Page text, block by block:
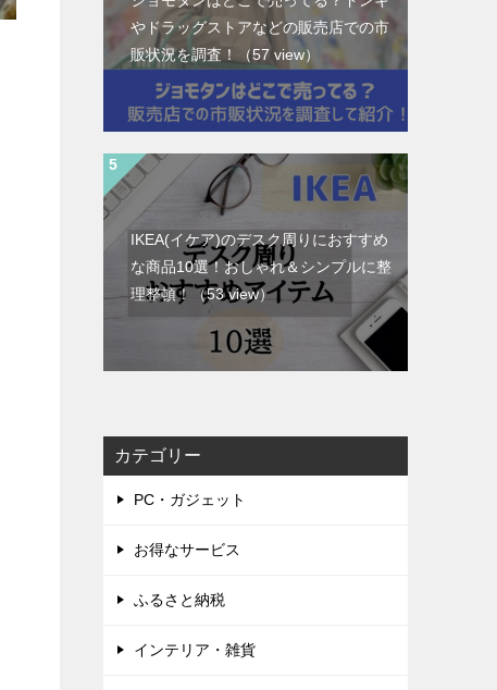
やドラッグストアなどの販売店での市
販状況を調査！
（57 view）
IKEA(イケア)のデスク周りにおすすめ
な商品10選！おしゃれ＆シンプルに整
理整頓！ （53 view）
カテゴリー
PC・ガジェット
お得なサービス
ふるさと納税
インテリア・雑貨